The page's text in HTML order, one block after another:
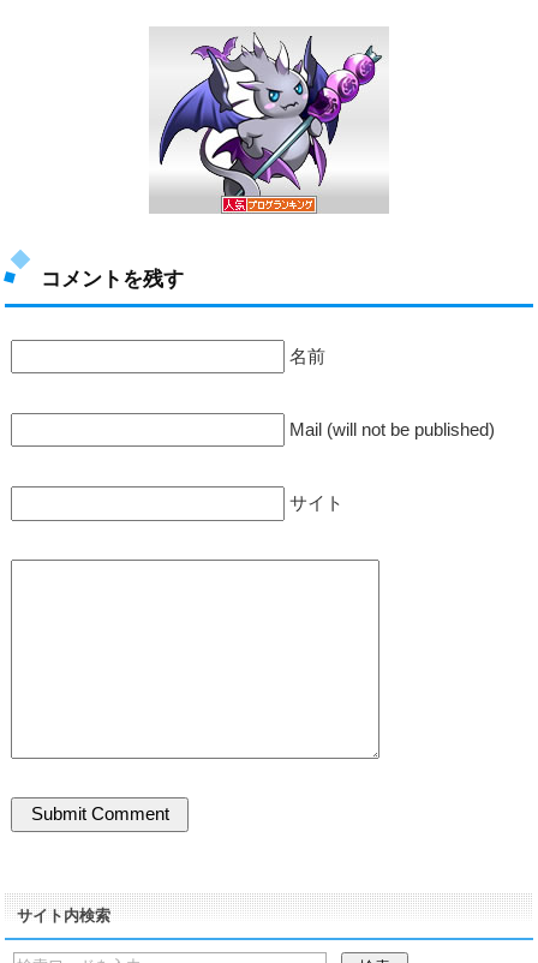
コメントを残す
名前
Mail (will not be published)
サイト
サイト内検索